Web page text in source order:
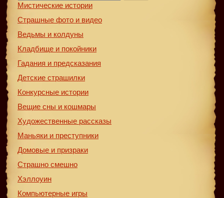
Мистические истории
Страшные фото и видео
Ведьмы и колдуны
Кладбище и покойники
Гадания и предсказания
Детские страшилки
Конкурсные истории
Вещие сны и кошмары
Художественные рассказы
Маньяки и преступники
Домовые и призраки
Страшно смешно
Хэллоуин
Компьютерные игры